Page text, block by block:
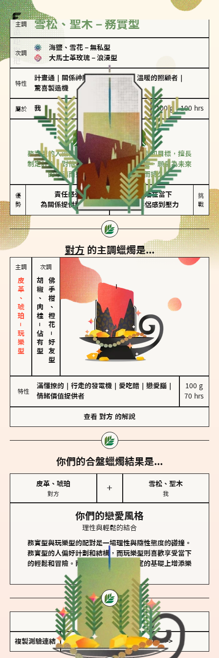
主調 雪松、聖木－務實型
次調
海鹽、雪花 － 無私型
大馬士革玫瑰 － 浪漫型
特性
計畫通 關係神隊友 聖母情節｜ 溫暖的照顧者
驚喜製造機
屬於 我 100 g｜100 hrs
務實型
雪松、聖木
務實型的人深信愛情立基於共同的價值觀和目標，擅長
制定計劃。對他們來說，感情穩定最重要，願意為未來
的幸福而努力，讓愛情變得踏實而持久。
優
勢
責任感強
為關係提供穩定度
較難活在當下
易讓伴侶感到壓力
挑
戰
對方 的主調蠟燭是...
主調
皮革、琥珀－玩樂型
次調
胡椒、肉桂
－
佔有型
佛手柑、橙花
－
好友型
特性
滿懂撩的 行走的發電機 愛吃醋 戀愛腦
情緒價值提供者
100 g
70 hrs
查看 對方 的解說
你們的合盤蠟燭結果是...
皮革、琥珀
對方
＋
雪松、聖木
我
你們的戀愛風格
理性與輕鬆的結合
務實型與玩樂型的配對是一場理性與隨性態度的碰撞。
務實型的人偏好計劃和結構，而玩樂型則喜歡享受當下
的輕鬆和冒險。兩者的關係能夠在穩定的基礎上增添樂
儲存我的結果圖
複製測驗連結 查看香氛類型全解析 >>>